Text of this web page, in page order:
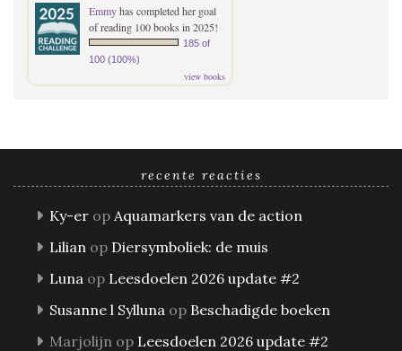
Emmyhas completed her goal
of reading 100 books in 2025!
185 of
100 (100%)
view books
recente reacties
Ky-er op Aquamarkers van de action
Lilian op Diersymboliek: de muis
Luna op Leesdoelen 2026 update #2
Susanne l Sylluna op Beschadigde boeken
Marjolijn op Leesdoelen 2026 update #2